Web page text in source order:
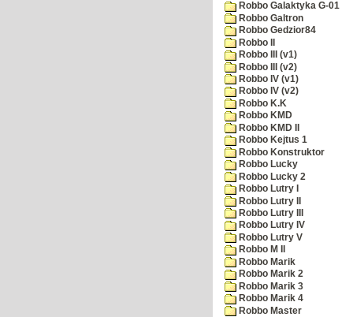
Robbo Galaktyka G-01
Robbo Galtron
Robbo Gedzior84
Robbo II
Robbo III (v1)
Robbo III (v2)
Robbo IV (v1)
Robbo IV (v2)
Robbo K.K
Robbo KMD
Robbo KMD II
Robbo Kejtus 1
Robbo Konstruktor
Robbo Lucky
Robbo Lucky 2
Robbo Lutry I
Robbo Lutry II
Robbo Lutry III
Robbo Lutry IV
Robbo Lutry V
Robbo M II
Robbo Marik
Robbo Marik 2
Robbo Marik 3
Robbo Marik 4
Robbo Master